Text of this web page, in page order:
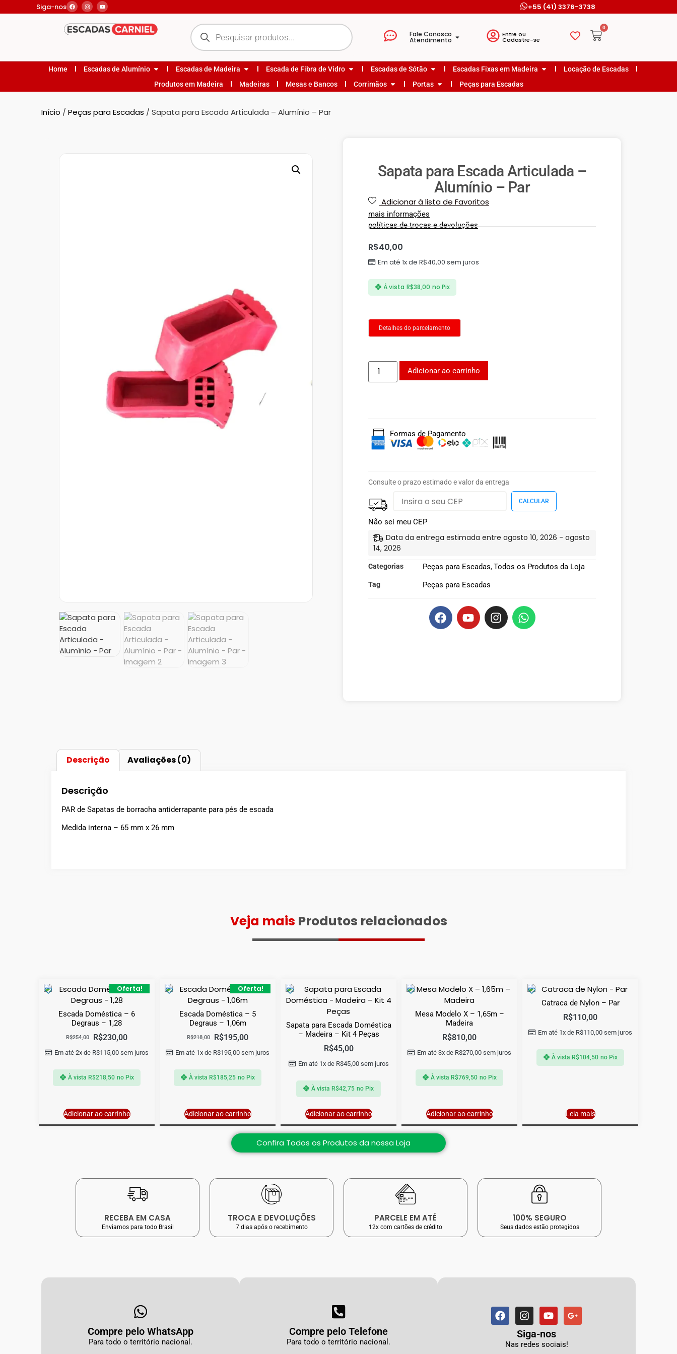
Siga-nos +55 (41) 3376-3738
Fale Conosco
Atendimento
Entre ou
Cadastre-se
0
Home Escadas de Alumínio Escadas de Madeira Escada de Fibra de Vidro Escadas de Sótão Escadas Fixas em Madeira
Locação de Escadas
Produtos em Madeira
Madeiras Mesas e Bancos Corrimãos Portas Peças para Escadas
Início / Peças para Escadas / Sapata para Escada Articulada – Alumínio – Par
Sapata para Escada Articulada –
Alumínio – Par
Adicionar à lista de Favoritos
mais informações
políticas de trocas e devoluções
R$40,00
Em até 1x de R$40,00 sem juros
À vista R$38,00 no Pix
Detalhes do parcelamento
Adicionar ao carrinho
Formas de Pagamento
Consulte o prazo estimado e valor da entrega
Não sei meu CEP
Data da entrega estimada entre agosto 10, 2026 - agosto
14, 2026
Categorias Peças para Escadas, Todos os Produtos da Loja
Tag Peças para Escadas
Descrição Avaliações (0)
Descrição
PAR de Sapatas de borracha antiderrapante para pés de escada
Medida interna – 65 mm x 26 mm
Veja mais Produtos relacionados
Oferta!
Escada Doméstica – 6
Degraus – 1,28
R$254,00 R$230,00
Em até 2x de R$115,00 sem juros
À vista R$218,50 no Pix
Adicionar ao carrinho
Oferta!
Escada Doméstica – 5
Degraus – 1,06m
R$218,00 R$195,00
Em até 1x de R$195,00 sem juros
À vista R$185,25 no Pix
Adicionar ao carrinho
Sapata para Escada Doméstica
– Madeira – Kit 4 Peças
R$45,00
Em até 1x de R$45,00sem juros
À vista R$42,75 no Pix
Adicionar ao carrinho
Mesa Modelo X – 1,65m –
Madeira
R$810,00
Em até 3x de R$270,00 sem juros
À vista R$769,50 no Pix
Adicionar ao carrinho
Catraca de Nylon – Par
R$110,00
Em até 1x de R$110,00 sem juros
À vista R$104,50 no Pix
Leia mais
Confira Todos os Produtos da nossa Loja
RECEBA EM CASA
Enviamos para todo Brasil
TROCA E DEVOLUÇÕES
7 dias após o recebimento
PARCELE EM ATÉ
12x com cartões de crédito
100% SEGURO
Seus dados estão protegidos
Compre pelo WhatsApp
Para todo o território nacional.
Compre pelo Telefone
Para todo o território nacional.
Siga-nos
Nas redes sociais!